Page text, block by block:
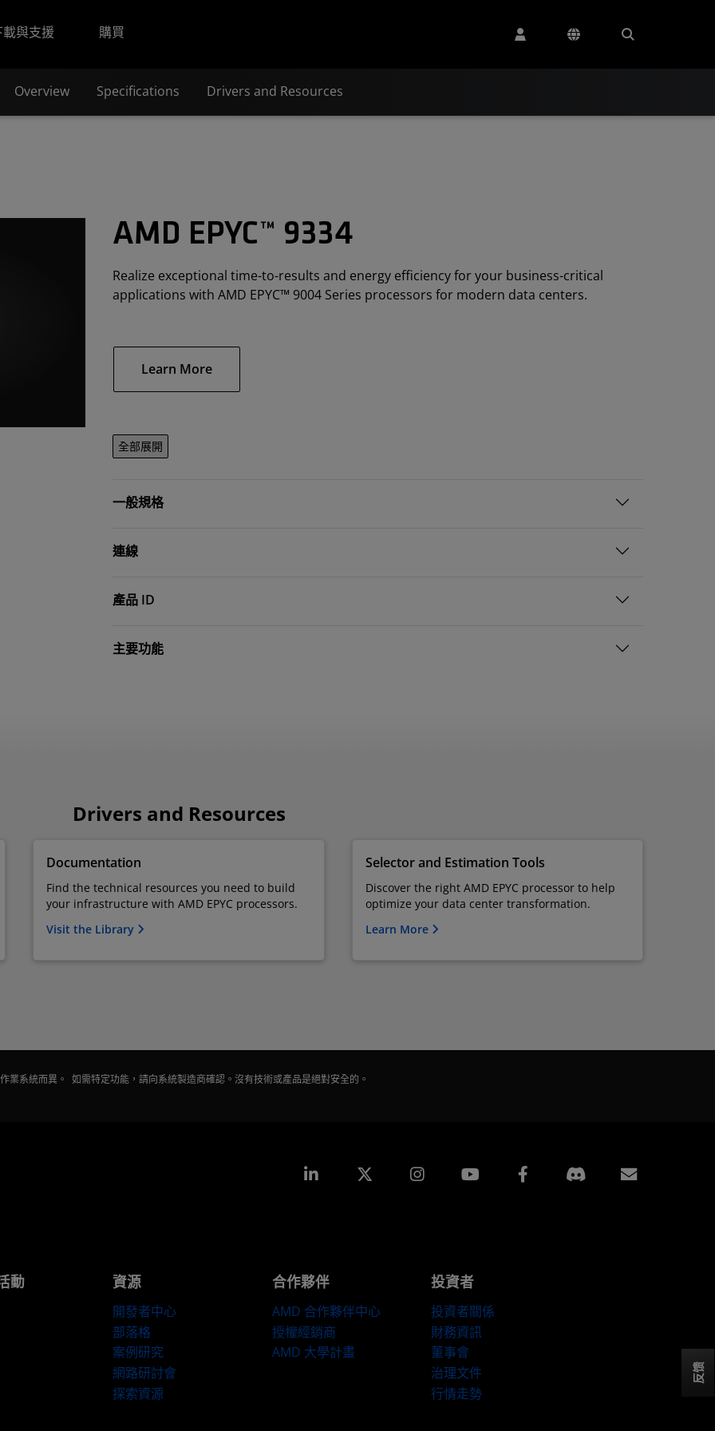
載與支援 購買
Overview Specifications Drivers and Resources
AMD EPYC™ 9334
Realize exceptional time-to-results and energy efficiency for your business-critical
applications with AMD EPYC™ 9004 Series processors for modern data centers.
Learn More
全部展開
一般規格
連線
產品 ID
主要功能
Drivers and Resources
Documentation
Find the technical resources you need to build
your infrastructure with AMD EPYC processors.
Visit the Library
Selector and Estimation Tools
Discover the right AMD EPYC processor to help
optimize your data center transformation.
Learn More
系統而異。 如需特定功能，請向系統製造商確認。沒有技術或產品是絕對安全的。
Linkedin Instagram Facebook
動 資源
開發者中心
部落格
案例研究
網路研討會
探索資源
合作夥伴
AMD 合作夥伴中心
授權經銷商
AMD 大學計畫
投資者
投資者關係
財務資訊
董事會
治理文件
行情走勢
反馈